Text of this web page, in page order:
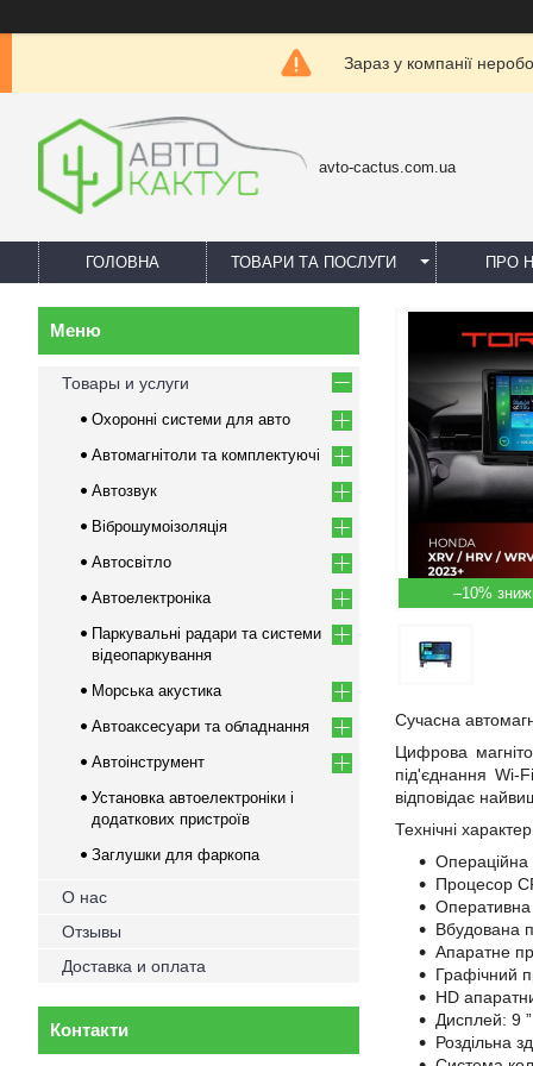
Зараз у компанії
avto-cactus.com.ua
ГОЛОВНА ТОВАРИ ТА ПОСЛУГИ ПРО
–10%
Сучасна
Цифрова
під'єднання
відповідає
Технічні
Процесор
Вбудована
Апаратне
Графічний
HD
Дисплей: 9 ”
Роздільна
Товары и услуги
Охоронні системи для авто
Автомагнітоли та комплектуючі
Автозвук
Віброшумоізоляція
Автосвітло
Автоелектроніка
Паркувальні радари та системи
відеопаркування
Морська акустика
Автоаксесуари та обладнання
Автоінструмент
Установка автоелектроніки і
додаткових пристроїв
Заглушки для фаркопа
О нас
Отзывы
Доставка и оплата
Контакти